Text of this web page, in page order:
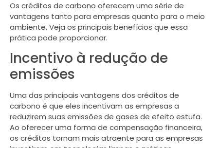
Os créditos de carbono oferecem uma série de
vantagens tanto para empresas quanto para o meio
ambiente. Veja os principais benefícios que essa
prática pode proporcionar.
Incentivo à redução de
emissões
Uma das principais vantagens dos créditos de
carbono é que eles incentivam as empresas a
reduzirem suas emissões de gases de efeito estufa.
Ao oferecer uma forma de compensação financeira,
os créditos tornam mais atraente para as empresas